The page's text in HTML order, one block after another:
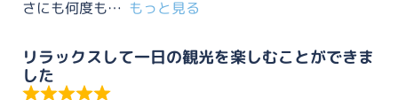
さにも何度も
もっと見る
リラックスして一日の観光を楽しむことができま
した